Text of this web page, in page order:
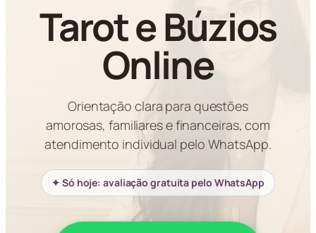
Tarot e Búzios
Online
Orientação clara para questões
amorosas, familiares e financeiras, com
atendimento individual pelo WhatsApp.
✦ Só hoje: avaliação gratuita pelo WhatsApp